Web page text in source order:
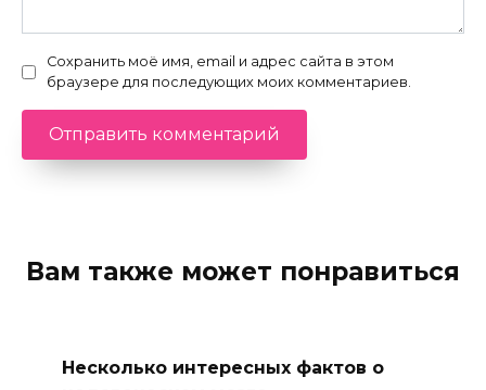
Сохранить моё имя, email и адрес сайта в этом
браузере для последующих моих комментариев.
Вам также может понравиться
Несколько интересных фактов о